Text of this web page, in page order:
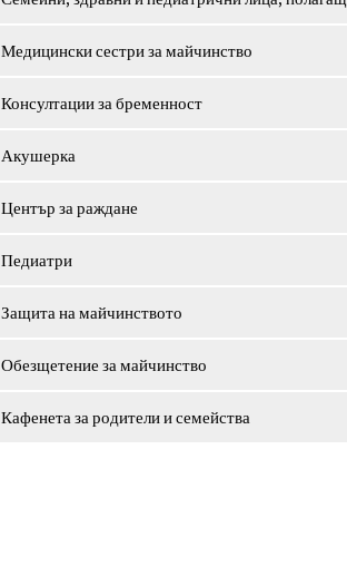
Медицински сестри за майчинство
Консултации за бременност
Акушерка
Център за раждане
Педиатри
Защита на майчинството
Обезщетение за майчинство
Кафенета за родители и семейства